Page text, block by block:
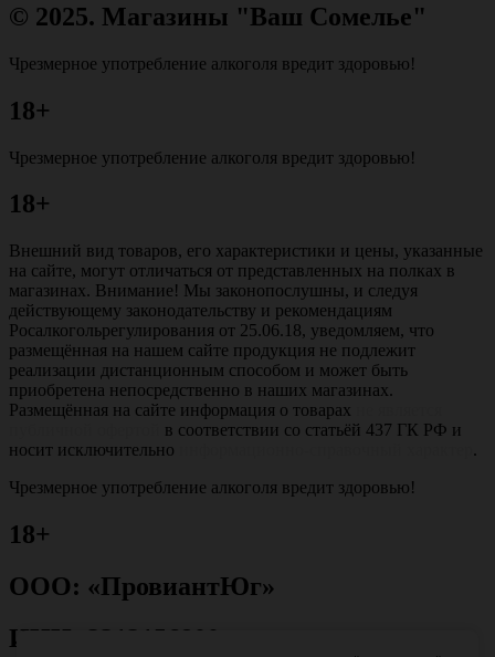
© 2025. Магазины "Ваш Сомелье"
Чрезмерное употребление алкоголя вредит здоровью!
18+
Чрезмерное употребление алкоголя вредит здоровью!
18+
Внешний вид товаров, его характеристики и цены, указанные
на сайте, могут отличаться от представленных на полках в
магазинах. Внимание! Мы законопослушны, и следуя
действующему законодательству и рекомендациям
Росалкогольрегулирования от 25.06.18, уведомляем, что
размещённая на нашем сайте продукция не подлежит
реализации дистанционным способом и может быть
приобретена непосредственно в наших магазинах.
Размещённая на сайте информация о товарах
в соответствии со статьёй 437 ГК РФ и
носит исключительно
.
Чрезмерное употребление алкоголя вредит здоровью!
18+
ООО: «ПровиантЮг»
ИНН: 2312156800